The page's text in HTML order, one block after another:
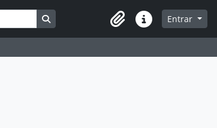
Busque na página de navegação
Atalhos Entrar